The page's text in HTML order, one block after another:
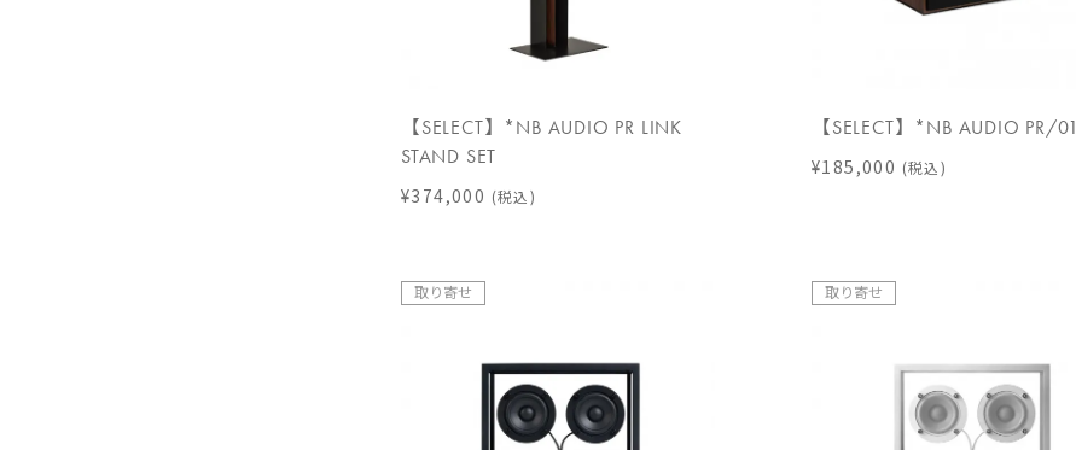
【SELECT】*NB AUDIO PR LINK
STAND SET
¥374,000 (税込)
【SELECT】*NB AUDIO PR/01
¥185,000 (税込)
取り寄せ 取り寄せ